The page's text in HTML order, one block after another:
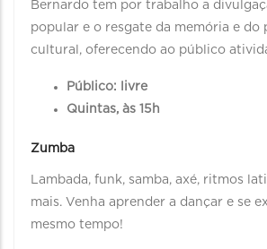
Bernardo tem por trabalho a
popular e o resgate da memória e do
cultural, oferecendo ao público
Público: livre
Quintas, às 15h
Zumba
Lambada, funk, samba, axé, ritmos
mais. Venha aprender a dançar e se
mesmo tempo!